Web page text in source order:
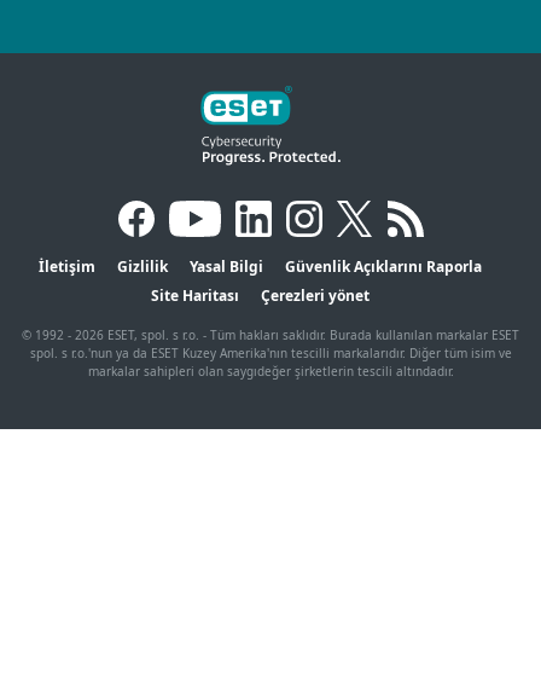
İletişim Gizlilik Yasal Bilgi
Güvenlik Açıklarını Raporla
Site Haritası
Çerezleri yönet
© 1992 - 2026 ESET, spol. s r.o. - Tüm hakları saklıdır. Burada kullanılan markalar ESET
spol. s r.o.'nun ya da ESET Kuzey Amerika'nın tescilli markalarıdır. Diğer tüm isim ve
markalar sahipleri olan saygıdeğer şirketlerin tescili altındadır.